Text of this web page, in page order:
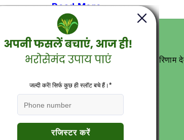
... Read More
आपके लिए वन-स्टॉप समाधान हैं और सर्वोत्तम परिणाम
देने के लिए हमेशा मौजूद रहते हैं।